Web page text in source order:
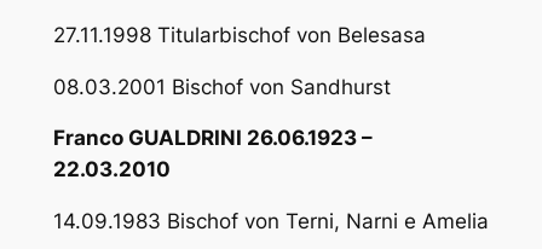
27.11.1998 Titularbischof von Belesasa
08.03.2001 Bischof von Sandhurst
Franco GUALDRINI 26.06.1923 –
22.03.2010
14.09.1983 Bischof von Terni, Narni e Amelia